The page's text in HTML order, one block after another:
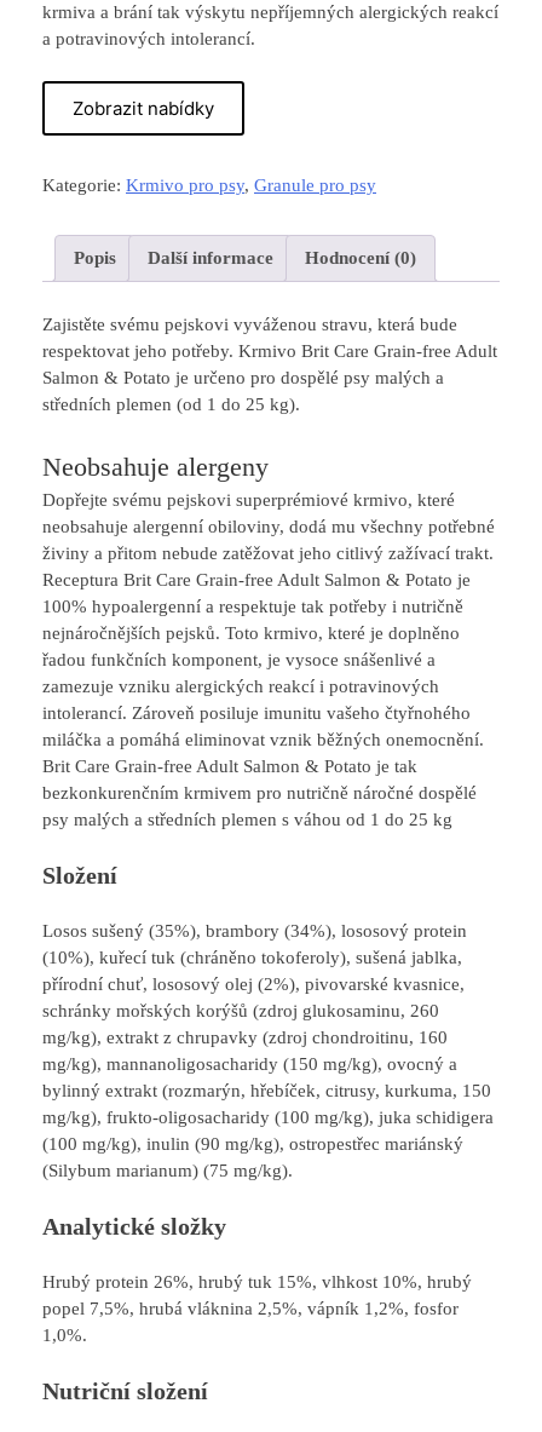
krmiva a brání tak výskytu nepříjemných alergických reakcí
a potravinových intolerancí.
Zobrazit nabídky
Kategorie: Krmivo pro psy, Granule pro psy
Popis Další informace Hodnocení (0)
Zajistěte svému pejskovi vyváženou stravu, která bude
respektovat jeho potřeby. Krmivo Brit Care Grain-free Adult
Salmon & Potato je určeno pro dospělé psy malých a
středních plemen (od 1 do 25 kg).
Neobsahuje alergeny
Dopřejte svému pejskovi superprémiové krmivo, které
neobsahuje alergenní obiloviny, dodá mu všechny potřebné
živiny a přitom nebude zatěžovat jeho citlivý zažívací trakt.
Receptura Brit Care Grain-free Adult Salmon & Potato je
100% hypoalergenní a respektuje tak potřeby i nutričně
nejnáročnějších pejsků. Toto krmivo, které je doplněno
řadou funkčních komponent, je vysoce snášenlivé a
zamezuje vzniku alergických reakcí i potravinových
intolerancí. Zároveň posiluje imunitu vašeho čtyřnohého
miláčka a pomáhá eliminovat vznik běžných onemocnění.
Brit Care Grain-free Adult Salmon & Potato je tak
bezkonkurenčním krmivem pro nutričně náročné dospělé
psy malých a středních plemen s váhou od 1 do 25 kg
Složení
Losos sušený (35%), brambory (34%), lososový protein
(10%), kuřecí tuk (chráněno tokoferoly), sušená jablka,
přírodní chuť, lososový olej (2%), pivovarské kvasnice,
schránky mořských korýšů (zdroj glukosaminu, 260
mg/kg), extrakt z chrupavky (zdroj chondroitinu, 160
mg/kg), mannanoligosacharidy (150 mg/kg), ovocný a
bylinný extrakt (rozmarýn, hřebíček, citrusy, kurkuma, 150
mg/kg), frukto-oligosacharidy (100 mg/kg), juka schidigera
(100 mg/kg), inulin (90 mg/kg), ostropestřec mariánský
(Silybum marianum) (75 mg/kg).
Analytické složky
Hrubý protein 26%, hrubý tuk 15%, vlhkost 10%, hrubý
popel 7,5%, hrubá vláknina 2,5%, vápník 1,2%, fosfor
1,0%.
Nutriční složení